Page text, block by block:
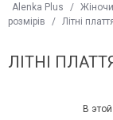
Alenka Plus /
розмірів
/ Літні
ЛІТНІ
В